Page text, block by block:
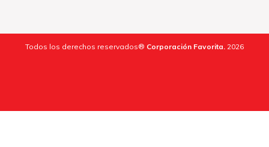
Todos los derechos reservados® Corporación Favorita. 2026